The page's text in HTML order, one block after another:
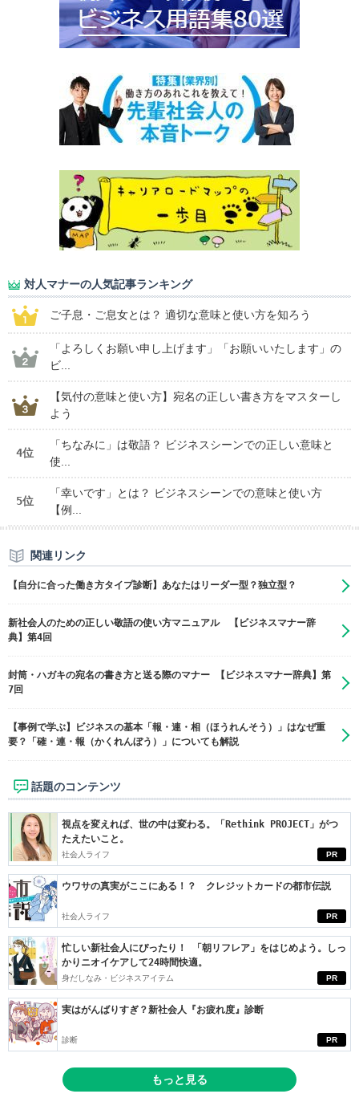
対人マナーの人気記事ランキング
ご子息・ご息女とは？ 適切な意味と使い方を知ろう
「よろしくお願い申し上げます」「お願いいたします」の
ビ...
【気付の意味と使い方】宛名の正しい書き方をマスターし
よう
4位
「ちなみに」は敬語？ ビジネスシーンでの正しい意味と
使...
5位
「幸いです」とは？ ビジネスシーンでの意味と使い方
【例...
関連リンク
【自分に合った働き方タイプ診断】あなたはリーダー型？独立型？
新社会人のための正しい敬語の使い方マニュアル 【ビジネスマナー辞
典】第4回
封筒・ハガキの宛名の書き方と送る際のマナー 【ビジネスマナー辞典】第
7回
【事例で学ぶ】ビジネスの基本「報・連・相（ほうれんそう）」はなぜ重
要？「確・連・報（かくれんぼう）」についても解説
話題のコンテンツ
PR
視点を変えれば、世の中は変わる。「Rethink PROJECT」がつ
たえたいこと。
社会人ライフ
PR
ウワサの真実がここにある！？ クレジットカードの都市伝説
社会人ライフ
PR
忙しい新社会人にぴったり！ 「朝リフレア」をはじめよう。しっ
かりニオイケアして24時間快適。
身だしなみ・ビジネスアイテム
PR
実はがんばりすぎ？新社会人『お疲れ度』診断
診断
もっと見る